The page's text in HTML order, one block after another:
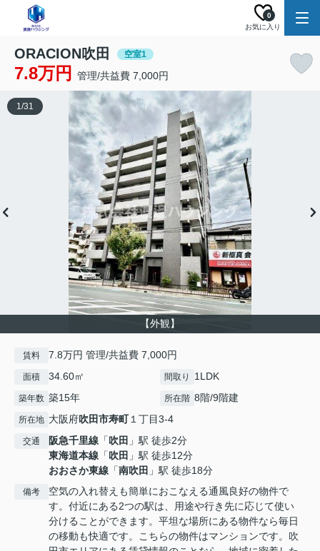
お気に入り
0
ORACION吹田 空室1
7.8万円 管理/共益費 7,000円
【外観】
1/31
賃料 7.8万円 管理/共益費 7,000円
面積 34.60㎡ 間取り 1LDK
築年数 築15年 所在階 8階/9階建
所在地 大阪府吹田市寿町１丁目3-4
交通 阪急千里線 「吹田 」駅 徒歩2分
東海道本線 「吹田 」駅 徒歩12分
おおさか東線 「南吹田 」駅 徒歩18分
備考
空気の入れ替えも簡単におこなえる通風良好の物件で
す。付近にある2つの駅は、用途や行き先に応じて使い
分けることができます。平坦な場所にある物件なら毎日
の移動も快適です。こちらの物件はマンションです。吹